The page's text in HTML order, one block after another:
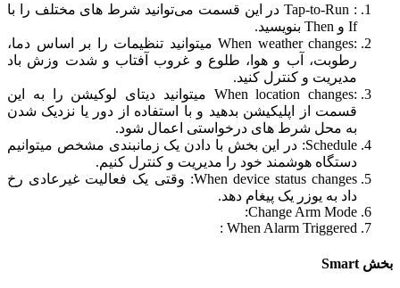
: Tap-to-Run در این قسمت می‌توانید شرط های مختلف را با
If و Then بنویسید.
:When weather changes میتوانید تنظیمات را بر اساس دما،
رطوبت، آب و هوا، طلوع و غروب آفتاب و شدت وزش باد
مدیریت و کنترل کنید.
:When location changes میتوانید دیتای لوکیشن را به این
قسمت از اپلیکیشن بدهید و با استفاده از دور یا نزدیک شدن
به محل شرط های درخواستی اعمال شود.
Schedule: در این بخش با دادن یک زمانبندی مشخص میتوانیم
دستگاه هوشمند خود را مدیریت و کنترل کنیم.
When device status changes: وقتی یک فعالیت غیرعادی رخ
داد به یوزر یک پیغام دهد.
Change Arm Mode:
When Alarm Triggered :
بخش Smart